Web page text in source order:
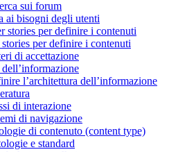
sui forum
ai bisogni degli utenti
stories per definire i contenuti
per definire i contenuti
di accettazione
l’architettura dell’informazione
di interazione
di navigazione
di contenuto (content type)
e standard